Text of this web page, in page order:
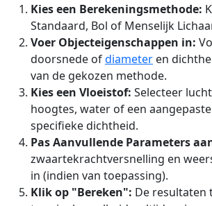
Kies een Berekeningsmethode:
Standaard, Bol of Menselijk
Voer Objecteigenschappen in:
doorsnede ofdiameter en
van de gekozen methode.
Kies een Vloeistof: Selecteer
hoogtes, water of een
specifieke dichtheid.
Pas Aanvullende Parameters
zwaartekrachtversnelling en
in (indien van toepassing).
Klik op "Bereken": De resultaten